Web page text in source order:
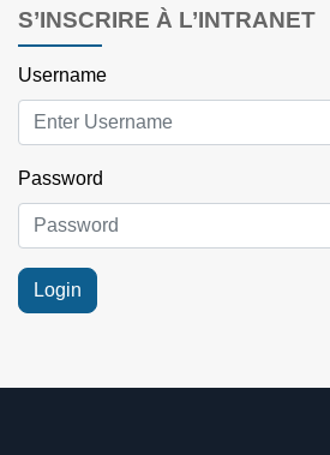
S’INSCRIRE À L’INTRANET
Username
Password